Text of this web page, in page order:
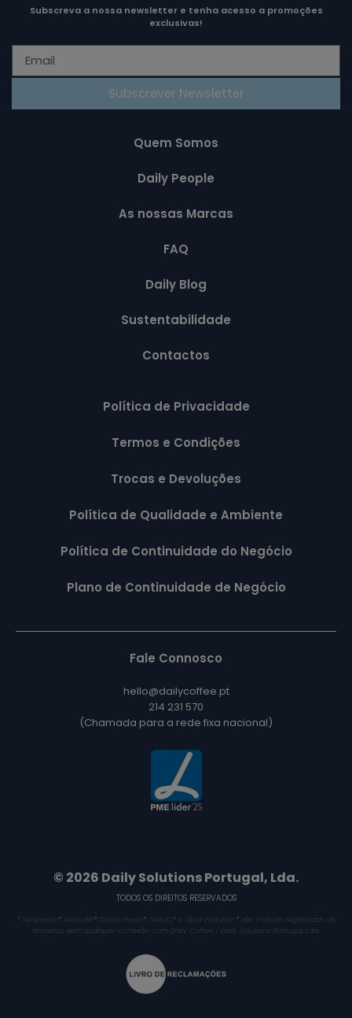
Subscreva a nossa newsletter e tenha acesso a promoções
exclusivas!
Subscrever Newsletter
Quem Somos
Daily People
As nossas Marcas
FAQ
Daily Blog
Sustentabilidade
Contactos
Política de Privacidade
Termos e Condições
Trocas e Devoluções
Política de Qualidade e Ambiente
Política de Continuidade do Negócio
Plano de Continuidade de Negócio
Fale Connosco
hello@dailycoffee.pt
214 231 570
(Chamada para a rede fixa nacional)
© 2026 Daily Solutions Portugal, Lda.
TODOS OS DIREITOS RESERVADOS
* Nespresso®, Nescafé®, Dolce Gusto®, DeltaQ® e Qool Evolution® são marcas registradas de
terceiros sem qualquer conexão com Daily Coffee / Daily Solutions Portugal, Lda.